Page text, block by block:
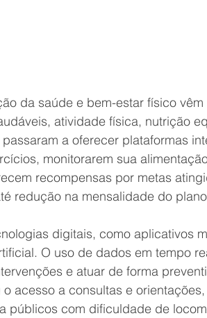
da saúde e bem-estar físico
atividade física, nutrição
a oferecer plataformas
monitorarem sua
recompensas por metas
redução na mensalidade do
digitais, como aplicativos
O uso de dados em tempo
e atuar de forma
acesso a consultas e orientações,
públicos com dificuldade de